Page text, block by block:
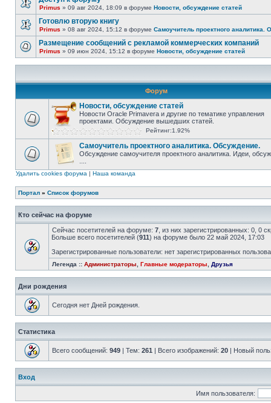
Primus » 09 авг 2024, 18:09 в форуме Новости, обсуждение статей
Готовлю вторую книгу
Primus » 08 авг 2024, 15:12 в форуме Самоучитель проектного аналитика.
Размещение сообщений с рекламой коммерческих компаний
Primus » 09 июн 2024, 15:12 в форуме Новости, обсуждение статей
Форум
Новости, обсуждение статей
Новости Oracle Primavera и другие по тематике управления
проектами. Обсуждение вышедших статей.
Рейтинг:1.92%
Самоучитель проектного аналитика. Обсуждение.
Обсуждение самоучителя проектного аналитика. Идеи,
Удалить cookies форума | Наша команда
Портал » Список форумов
Кто сейчас на форуме
Сейчас посетителей на форуме: 7 , из них зарегистрированных: 0, 0
Больше всего посетителей (911) на форуме было 22 май 2024, 17:03
Зарегистрированные пользователи: нет зарегистрированных
Легенда :: Администраторы Главные модераторы Друзья
Дни рождения
Сегодня нет Дней рождения.
Статистика
Всего сообщений: 949 | Тем: 261 | Всего изображений: 20 | Новый
Вход
Имя пользователя: